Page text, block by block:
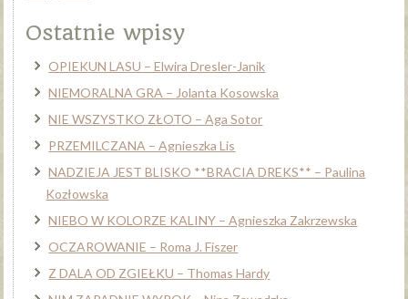
Ostatnie wpisy
OPIEKUN LASU – Elwira Dresler-Janik
NIEMORALNA GRA – Jolanta Kosowska
NIE WSZYSTKO ZŁOTO – Aga Sotor
PRZEMILCZANA – Agnieszka Lis
NADZIEJA JEST BLISKO **BRACIA DREKS** – Paulina
Kozłowska
NIEBO W KOLORZE KALINY – Agnieszka Zakrzewska
OCZAROWANIE – Roma J. Fiszer
Z DALA OD ZGIEŁKU – Thomas Hardy